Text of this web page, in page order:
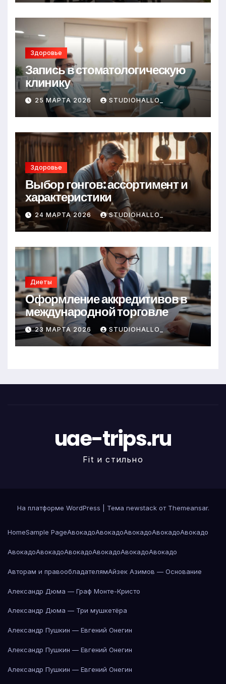
Здоровье
Запись в стоматологическую
клинику
25 МАРТА 2026 STUDIOHALLO_
Здоровье
Выбор гонгов: ассортимент и
характеристики
24 МАРТА 2026 STUDIOHALLO_
Диеты
Оформление аккредитивов в
международной торговле
23 МАРТА 2026 STUDIOHALLO_
uae-trips.ru
Fit и стильно
На платформе WordPress Тема newstack от Themeansar.
HomeSample PageАвокадоАвокадоАвокадоАвокадоАвокадо
АвокадоАвокадоАвокадоАвокадоАвокадоАвокадо
Авторам и правообладателямАйзек Азимов — Основание
Александр Дюма — Граф Монте-Кристо
Александр Дюма — Три мушкетёра
Александр Пушкин — Евгений Онегин
Александр Пушкин — Евгений Онегин
Александр Пушкин — Евгений Онегин